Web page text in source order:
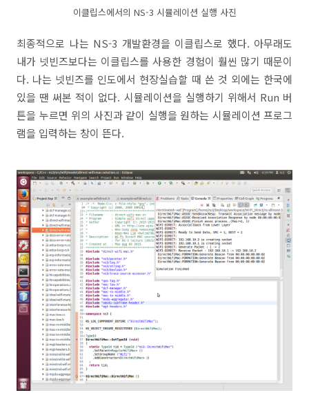
이클립스에서의 NS-3 시뮬레이션 실행 사진
최종적으로 나는 NS-3 개발환경을 이클립스로 했다. 아무래도
내가 넷빈즈보다는 이클립스를 사용한 경험이 훨씬 많기 때문이
다. 나는 넷빈즈를 인도에서 현장실습할 때 쓴 것 외에는 한국에
있을 땐 써본 적이 없다. 시뮬레이션을 실행하기 위해서 Run 버
튼을 누르면 위의 사진과 같이 실행을 원하는 시뮬레이션 프로그
램을 입력하는 창이 뜬다.